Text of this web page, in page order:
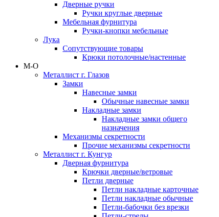
Дверные ручки
Ручки круглые дверные
Мебельная фурнитура
Ручки-кнопки мебельные
Лука
Сопутствующие товары
Крюки потолочные/настенные
М-О
Металлист г. Глазов
Замки
Навесные замки
Обычные навесные замки
Накладные замки
Накладные замки общего
назначения
Механизмы секретности
Прочие механизмы секретности
Металлист г. Кунгур
Дверная фурнитура
Крючки дверные/ветровые
Петли дверные
Петли накладные карточные
Петли накладные обычные
Петли-бабочки без врезки